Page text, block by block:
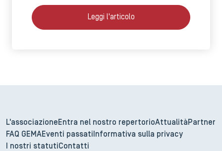
le Giornate Europee dei Mestieri d’Arte.
Trasmissione, innovazione, passione: i mestieri
d’arte si affermano più che mai come una
Leggi l'articolo
L'associazione Entra nel nostro repertorioAttualità Partner
FAQ GEMAEventi passati
Informativa sulla privacy
I nostri statuti Contatti